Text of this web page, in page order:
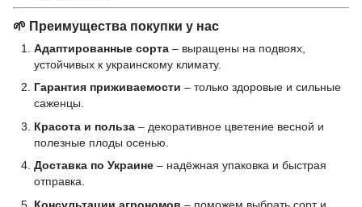
🌱 Преимущества покупки у нас
Адаптированные сорта – выращены на подвоях,
устойчивых к украинскому климату.
Гарантия приживаемости – только здоровые и сильные
саженцы.
Красота и польза – декоративное цветение весной и
полезные плоды осенью.
Доставка по Украине – надёжная упаковка и быстрая
отправка.
Консультации агрономов – поможем выбрать сорт и